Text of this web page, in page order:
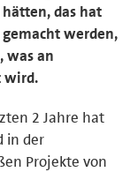
das hat
werden,
was an
wird.
2 Jahre hat
in der
Projekte von